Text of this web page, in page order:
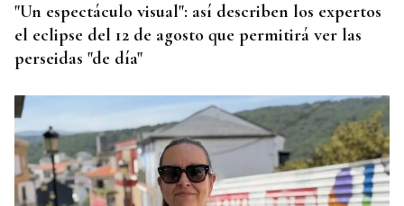
"Un espectáculo visual": así describen los expertos
el eclipse del 12 de agosto que permitirá ver las
perseidas "de día"